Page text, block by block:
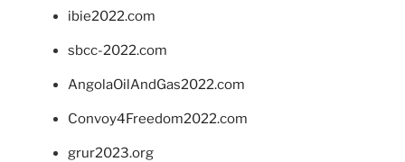
ibie2022.com
sbcc-2022.com
AngolaOilAndGas2022.com
Convoy4Freedom2022.com
grur2023.org